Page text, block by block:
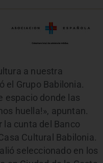
a nuestra
el Grupo Babilonia.
espacio donde las
huella!», apuntan.
la cunta del Banco
Cultural Babilonia.
seleccionado en los